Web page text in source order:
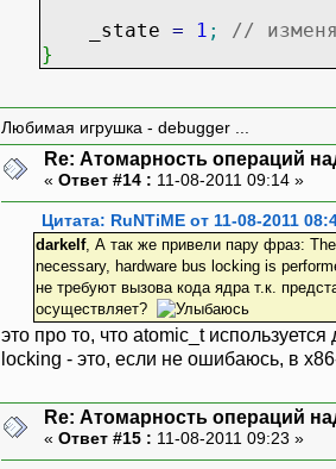
_state = 1 ;
//
}
Любимая игрушка - debugger ...
Re: Атомарность операций
« Ответ #14 : 11-08-2011 09:14 »
Цитата: RuNTiME от 11-08-2011
darkelf, А так же привели пару фраз:
necessary, hardware bus locking is
не требуют вызова кода ядра т.к.
осуществляет?
это про то, что atomic_t
locking - это, если не ошибаюсь, в
Re: Атомарность операций
« Ответ #15 : 11-08-2011 09:23 »